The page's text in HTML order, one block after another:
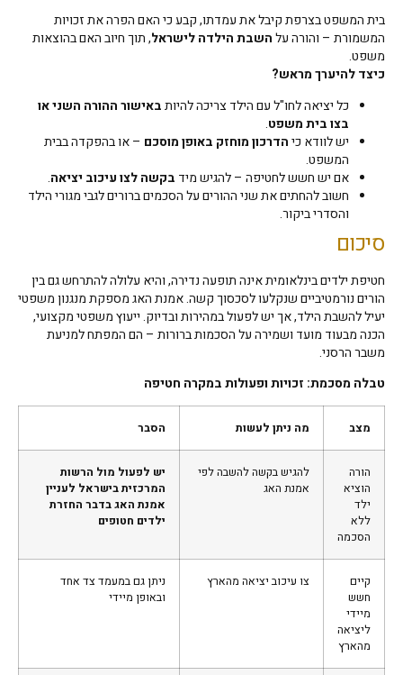
בית המשפט בצרפת קיבל את עמדתו, קבע כי האם הפרה את זכויות
המשמורת – והורה עלהשבת הילדה לישראל, תוך חיוב האם בהוצאות
משפט.
כיצד להיערך מראש?
כל יציאה לחו"ל עם הילד צריכה להיותבאישור ההורה השני או
בצו בית משפט.
יש לוודא כיהדרכון מוחזק באופן מוסכם– או בהפקדה בבית
המשפט.
אם יש חשש לחטיפה – להגיש מידבקשה לצו עיכוב יציאה.
חשוב להחתים את שני ההורים על הסכמים ברורים לגבי מגורי הילד
והסדרי ביקור.
סיכום
חטיפת ילדים בינלאומית אינה תופעה נדירה, והיא עלולה להתרחש גם בין
הורים נורמטיביים שנקלעו לסכסוך קשה. אמנת האג מספקת מנגנון משפטי
יעיל להשבת הילד, אך יש לפעול במהירות ובדיוק. ייעוץ משפטי מקצועי,
הכנה מבעוד מועד ושמירה על הסכמות ברורות – הם המפתח למניעת
משבר הרסני.
טבלה מסכמת: זכויות ופעולות במקרה חטיפה
מצב מה ניתן לעשות הסבר
הורה
הוציא
ילד
ללא
הסכמה
להגיש בקשה להשבה לפי
אמנת האג
יש לפעול מול הרשות
המרכזית בישראללעניין
אמנת האג בדבר החזרת
ילדים חטופים
קיים
חשש
מיידי
ליציאה
מהארץ
צו עיכוב יציאה מהארץ
ניתן גם במעמד צד אחד
ובאופן מיידי